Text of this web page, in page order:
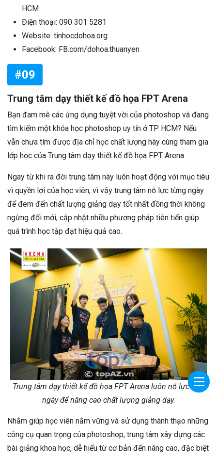
HCM
Điện thoại: 090 301 5281
Website: tinhocdohoa.org
Facebook: FB.com/dohoa.thuanyen
#09
Trung tâm dạy thiết kế đồ họa FPT Arena
Bạn đam mê các ứng dụng tuyệt vời của photoshop và đang
tìm kiếm một khóa học photoshop uy tín ở TP. HCM? Nếu
vẫn chưa tìm được địa chỉ học chất lượng hãy cùng tham gia
lớp học của Trung tâm dạy thiết kế đồ họa FPT Arena.
Ngay từ khi ra đời trung tâm này luôn hoạt động với mục tiêu
vì quyền lợi của học viên, vì vậy trung tâm nỗ lực từng ngày
để đem đến chất lượng giảng dạy tốt nhất đồng thời không
ngừng đổi mới, cập nhật nhiều phương pháp tiên tiến giúp
quá trình học tập đạt hiệu quả cao.
Trung tâm dạy thiết kế đồ họa FPT Arena luôn nỗ lực mỗi
ngày để nâng cao chất lượng giảng dạy.
Nhằm giúp học viên nắm vững và sử dụng thành thạo những
công cụ quan trọng của photoshop, trung tâm xây dựng các
bài giảng khoa học, dễ hiểu từ cơ bản đến nâng cao, đặc biệt